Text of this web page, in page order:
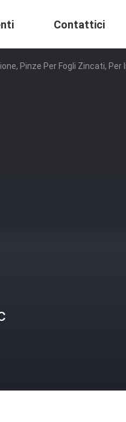
Contattici
Pinze Per Fogli Zincati,